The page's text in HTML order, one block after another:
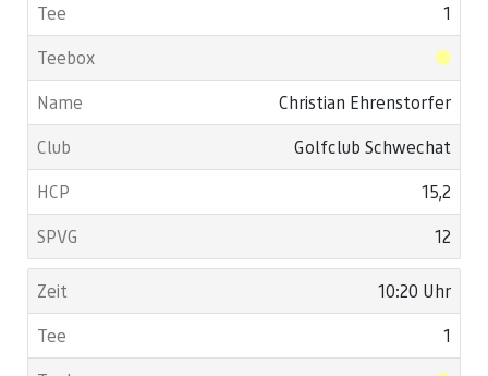
1
Christian Ehrenstorfer
Golfclub Schwechat
15,2
12
10:20 Uhr
1